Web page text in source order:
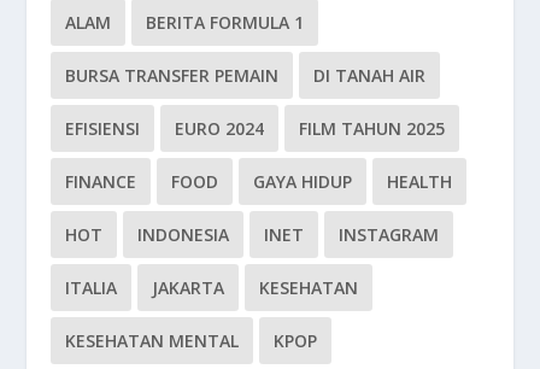
ALAM BERITA FORMULA 1
BURSA TRANSFER PEMAIN DI TANAH AIR
EFISIENSI EURO 2024 FILM TAHUN 2025
FINANCE FOOD GAYA HIDUP HEALTH
HOT INDONESIA INET INSTAGRAM
ITALIA JAKARTA KESEHATAN
KESEHATAN MENTAL KPOP